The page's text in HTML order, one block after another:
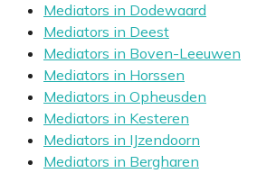
Mediators in Dodewaard
Mediators in Deest
Mediators in Boven-Leeuwen
Mediators in Horssen
Mediators in Opheusden
Mediators in Kesteren
Mediators in IJzendoorn
Mediators in Bergharen